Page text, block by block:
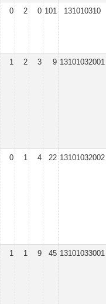
0 2 0 101 131010310
1 2 3 9 13101032001
0 1 4 22 13101032002
1 1 9 45 13101033001